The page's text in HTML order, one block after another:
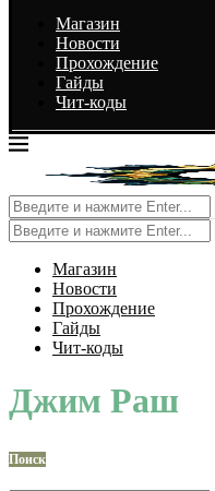
Магазин
Новости
Прохождение
Гайды
Чит-коды
Магазин
Новости
Прохождение
Гайды
Чит-коды
Джим Раш
Поиск